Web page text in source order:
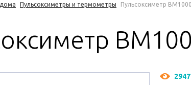
Пульсоксиметры и термометры Пульсоксиметр
2947